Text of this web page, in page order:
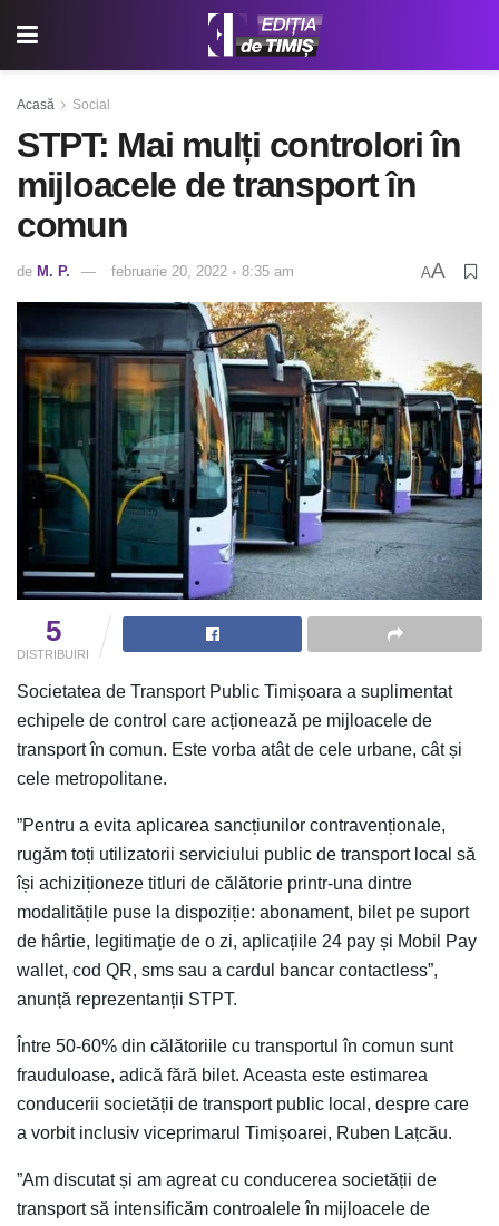
Acasă Social
STPT: Mai mulți controlori în
mijloacele de transport în
comun
de M. P. februarie 20, 2022 ◦ 8:35 am AA
5
DISTRIBUIRI
Societatea de Transport Public Timișoara a suplimentat
echipele de control care acționează pe mijloacele de
transport în comun. Este vorba atât de cele urbane, cât și
cele metropolitane.
”Pentru a evita aplicarea sancțiunilor contravenționale,
rugăm toți utilizatorii serviciului public de transport local să
își achiziționeze titluri de călătorie printr-una dintre
modalitățile puse la dispoziție: abonament, bilet pe suport
de hârtie, legitimație de o zi, aplicațiile 24 pay și Mobil Pay
wallet, cod QR, sms sau a cardul bancar contactless”,
anunță reprezentanții STPT.
Între 50-60% din călătoriile cu transportul în comun sunt
frauduloase, adică fără bilet. Aceasta este estimarea
conducerii societății de transport public local, despre care
a vorbit inclusiv viceprimarul Timișoarei, Ruben Lațcău.
”Am discutat și am agreat cu conducerea societății de
transport să intensificăm controalele în mijloacele de